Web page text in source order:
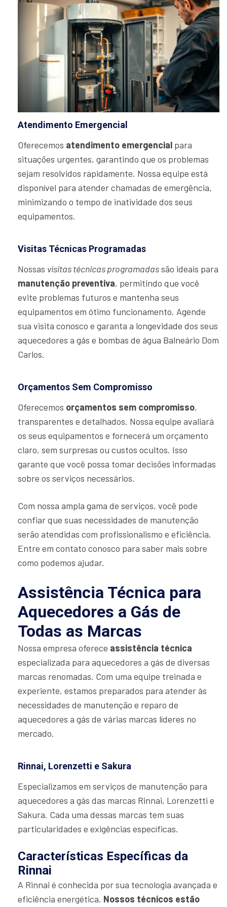
Atendimento Emergencial
Oferecemos atendimento emergencial para
situações urgentes, garantindo que os problemas
sejam resolvidos rapidamente. Nossa equipe está
disponível para atender chamadas de emergência,
minimizando o tempo de inatividade dos seus
equipamentos.
Visitas Técnicas Programadas
Nossas visitas técnicas programadassão ideais para
manutenção preventiva, permitindo que você
evite problemas futuros e mantenha seus
equipamentos em ótimo funcionamento. Agende
sua visita conosco e garanta a longevidade dos seus
aquecedores a gás e bombas de água Balneário Dom
Carlos.
Orçamentos Sem Compromisso
Oferecemos orçamentos sem compromisso,
transparentes e detalhados. Nossa equipe avaliará
os seus equipamentos e fornecerá um orçamento
claro, sem surpresas ou custos ocultos. Isso
garante que você possa tomar decisões informadas
sobre os serviços necessários.
Com nossa ampla gama de serviços, você pode
confiar que suas necessidades de manutenção
serão atendidas com profissionalismo e eficiência.
Entre em contato conosco para saber mais sobre
como podemos ajudar.
Assistência Técnica para
Aquecedores a Gás de
Todas as Marcas
Nossa empresa oferece assistência técnica
especializada para aquecedores a gás de diversas
marcas renomadas. Com uma equipe treinada e
experiente, estamos preparados para atender às
necessidades de manutenção e reparo de
aquecedores a gás de várias marcas líderes no
mercado.
Rinnai, Lorenzetti e Sakura
Especializamos em serviços de manutenção para
aquecedores a gás das marcas Rinnai, Lorenzetti e
Sakura. Cada uma dessas marcas tem suas
particularidades e exigências específicas.
Características Específicas da
Rinnai
A Rinnai é conhecida por sua tecnologia avançada e
eficiência energética. Nossos técnicos estão